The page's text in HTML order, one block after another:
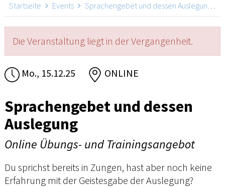
Startseite Events Sprachengebet und dessen Auslegung
Die Veranstaltung liegt in der Vergangenheit.
Mo., 15.12.25 ONLINE
Sprachengebet und dessen
Auslegung
Online Übungs- und Trainingsangebot
Du sprichst bereits in Zungen, hast aber noch keine
Erfahrung mit der Geistesgabe der Auslegung?